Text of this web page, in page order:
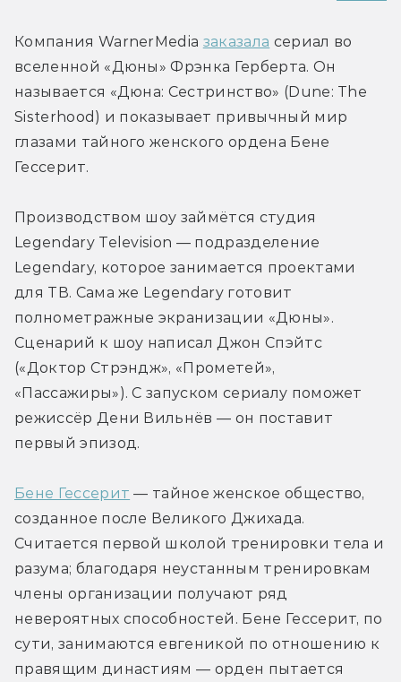
Компания WarnerMedia заказала сериал во
вселенной «Дюны» Фрэнка Герберта. Он
называется «Дюна: Сестринство» (Dune: The
Sisterhood) и показывает привычный мир
глазами тайного женского ордена Бене
Гессерит.
Производством шоу займётся студия
Legendary Television — подразделение
Legendary, которое занимается проектами
для ТВ. Сама же Legendary готовит
полнометражные экранизации «Дюны».
Сценарий к шоу написал Джон Спэйтс
(«Доктор Стрэндж», «Прометей»,
«Пассажиры»). С запуском сериалу поможет
режиссёр Дени Вильнёв — он поставит
первый эпизод.
Бене Гессерит — тайное женское общество,
созданное после Великого Джихада.
Считается первой школой тренировки тела и
разума; благодаря неустанным тренировкам
члены организации получают ряд
невероятных способностей. Бене Гессерит, по
сути, занимаются евгеникой по отношению к
правящим династиям — орден пытается